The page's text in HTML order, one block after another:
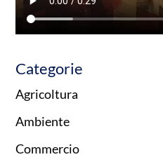
Categorie
Agricoltura
Ambiente
Commercio